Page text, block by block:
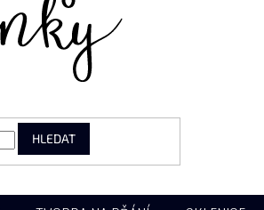
HLEDAT